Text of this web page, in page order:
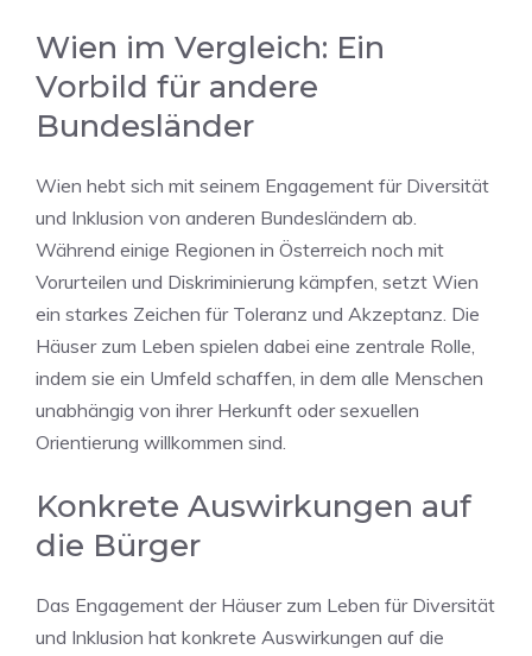
Wien im Vergleich: Ein
Vorbild für andere
Bundesländer
Wien hebt sich mit seinem Engagement für Diversität
und Inklusion von anderen Bundesländern ab.
Während einige Regionen in Österreich noch mit
Vorurteilen und Diskriminierung kämpfen, setzt Wien
ein starkes Zeichen für Toleranz und Akzeptanz. Die
Häuser zum Leben spielen dabei eine zentrale Rolle,
indem sie ein Umfeld schaffen, in dem alle Menschen
unabhängig von ihrer Herkunft oder sexuellen
Orientierung willkommen sind.
Konkrete Auswirkungen auf
die Bürger
Das Engagement der Häuser zum Leben für Diversität
und Inklusion hat konkrete Auswirkungen auf die